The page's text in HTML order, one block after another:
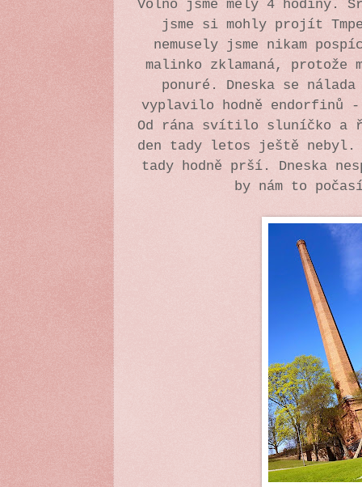
Volno jsme měly 4 hodiny.
jsme si mohly projít
nemusely jsme nikam
malinko zklamaná,
ponuré. Dneska se
vyplavilo hodně endorfinů
Od rána svítilo sluníčko a
den tady letos ještě nebyl.
tady hodně prší. Dneska
by nám to